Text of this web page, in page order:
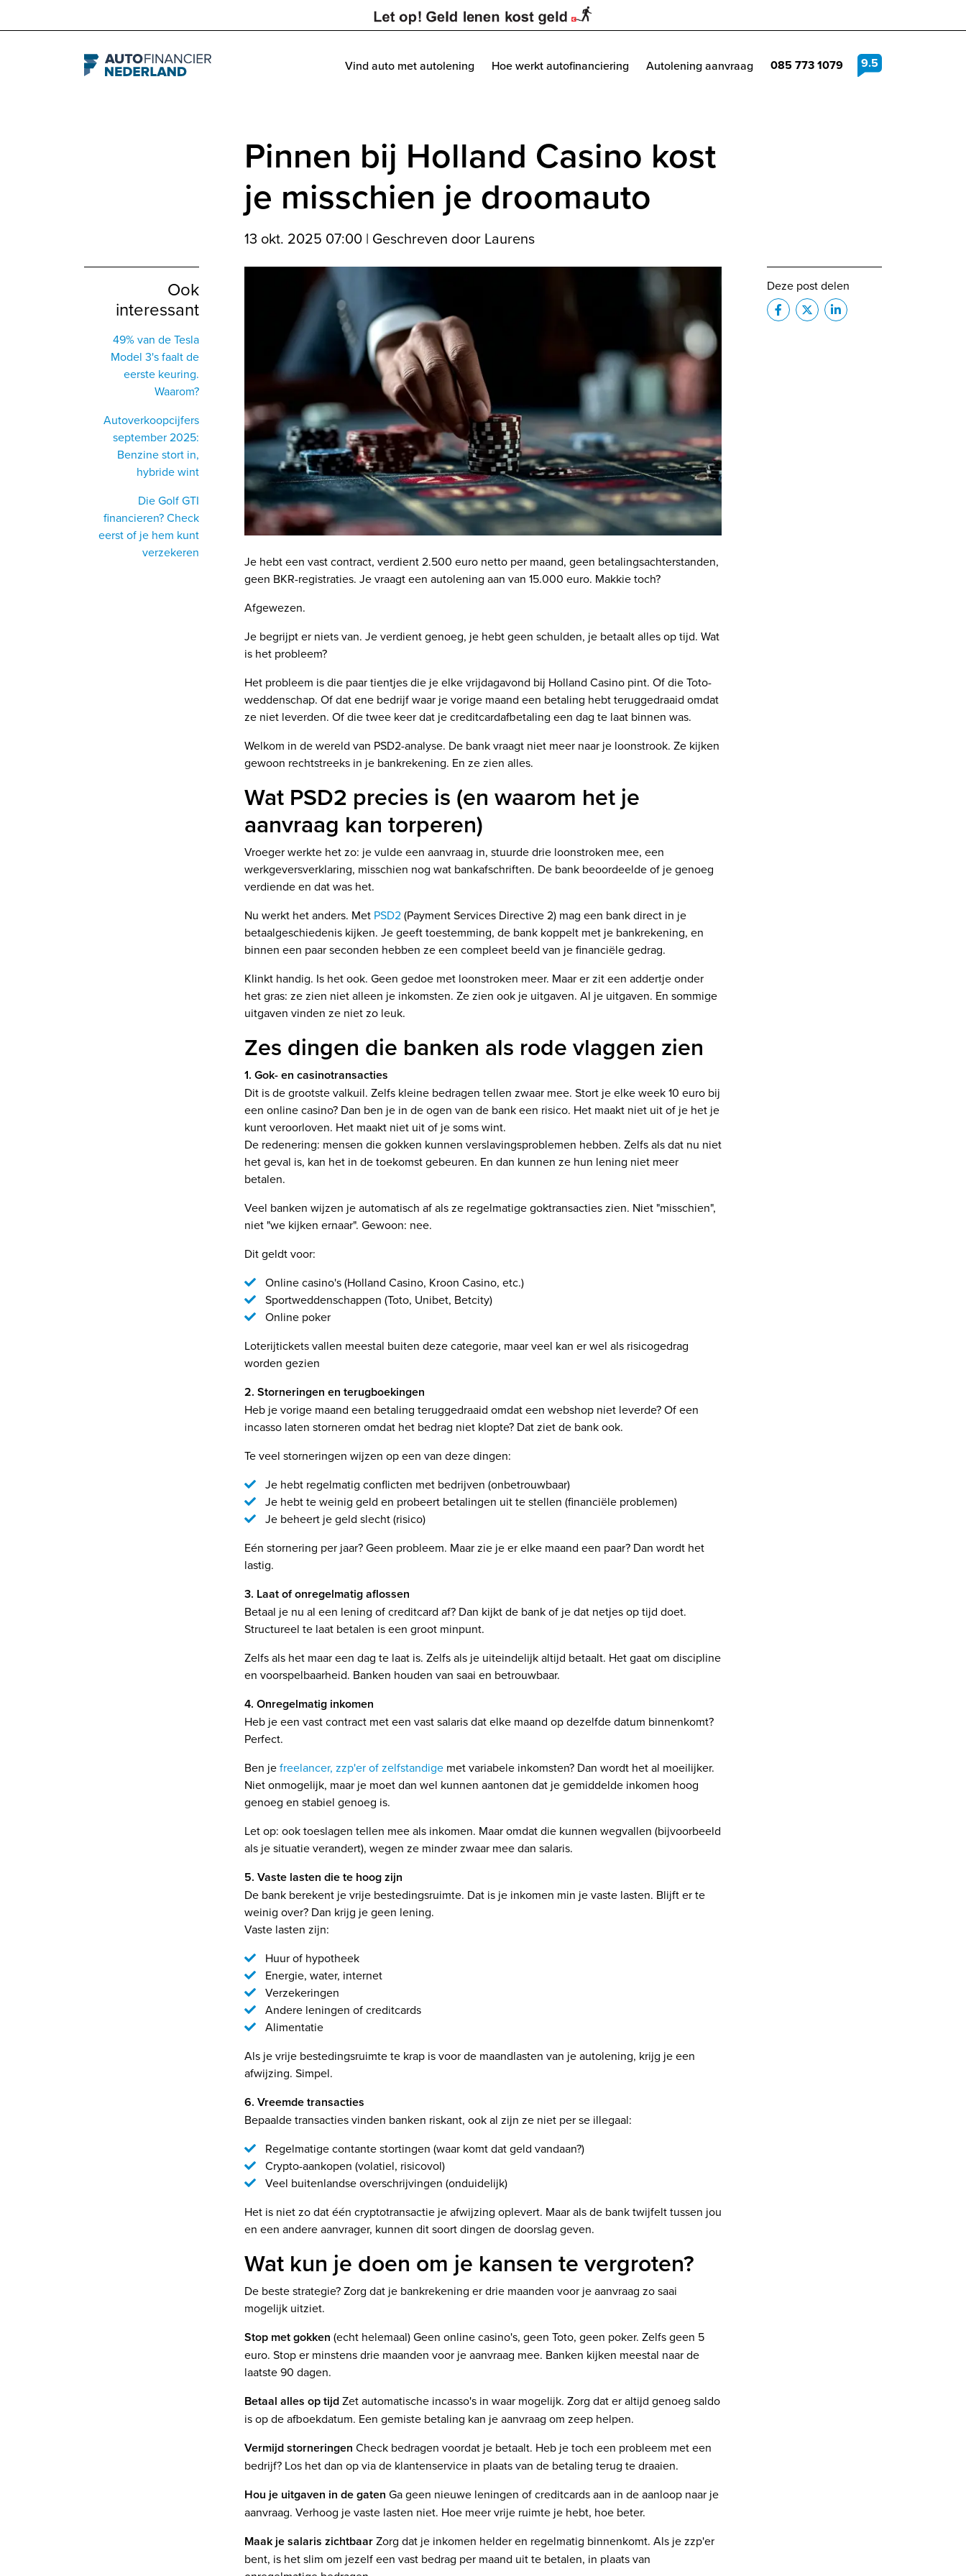
Navigation 9.5
Vind auto met autolening Hoe werkt autofinanciering Autolening aanvraag 085 773 1079
Pinnen bij Holland Casino kost
je misschien je droomauto
13 okt. 2025 07:00 | Geschreven door Laurens
Ook
interessant
49% van de Tesla
Model 3's faalt de
eerste keuring.
Waarom?
Autoverkoopcijfers
september 2025:
Benzine stort in,
hybride wint
Die Golf GTI
financieren? Check
eerst of je hem kunt
verzekeren
Deze post delen
Je hebt een vast contract, verdient 2.500 euro netto per maand, geen betalingsachterstanden,
geen BKR-registraties. Je vraagt een autolening aan van 15.000 euro. Makkie toch?
Afgewezen.
Je begrijpt er niets van. Je verdient genoeg, je hebt geen schulden, je betaalt alles op tijd. Wat
is het probleem?
Het probleem is die paar tientjes die je elke vrijdagavond bij Holland Casino pint. Of die Toto-
weddenschap. Of dat ene bedrijf waar je vorige maand een betaling hebt teruggedraaid omdat
ze niet leverden. Of die twee keer dat je creditcardafbetaling een dag te laat binnen was.
Welkom in de wereld van PSD2-analyse. De bank vraagt niet meer naar je loonstrook. Ze kijken
gewoon rechtstreeks in je bankrekening. En ze zien alles.
Wat PSD2 precies is (en waarom het je
aanvraag kan torperen)
Vroeger werkte het zo: je vulde een aanvraag in, stuurde drie loonstroken mee, een
werkgeversverklaring, misschien nog wat bankafschriften. De bank beoordeelde of je genoeg
verdiende en dat was het.
Nu werkt het anders. Met PSD2(Payment Services Directive 2) mag een bank direct in je
betaalgeschiedenis kijken. Je geeft toestemming, de bank koppelt met je bankrekening, en
binnen een paar seconden hebben ze een compleet beeld van je financiële gedrag.
Klinkt handig. Is het ook. Geen gedoe met loonstroken meer. Maar er zit een addertje onder
het gras: ze zien niet alleen je inkomsten. Ze zien ook je uitgaven. Al je uitgaven. En sommige
uitgaven vinden ze niet zo leuk.
Zes dingen die banken als rode vlaggen zien
1. Gok- en casinotransacties
Dit is de grootste valkuil. Zelfs kleine bedragen tellen zwaar mee. Stort je elke week 10 euro bij
een online casino? Dan ben je in de ogen van de bank een risico. Het maakt niet uit of je het je
kunt veroorloven. Het maakt niet uit of je soms wint.
De redenering: mensen die gokken kunnen verslavingsproblemen hebben. Zelfs als dat nu niet
het geval is, kan het in de toekomst gebeuren. En dan kunnen ze hun lening niet meer
betalen.
Veel banken wijzen je automatisch af als ze regelmatige goktransacties zien. Niet "misschien",
niet "we kijken ernaar". Gewoon: nee.
Dit geldt voor:
Online casino's (Holland Casino, Kroon Casino, etc.)
Sportweddenschappen (Toto, Unibet, Betcity)
Online poker
Loterijtickets vallen meestal buiten deze categorie, maar veel kan er wel als risicogedrag
worden gezien
2. Storneringen en terugboekingen
Heb je vorige maand een betaling teruggedraaid omdat een webshop niet leverde? Of een
incasso laten storneren omdat het bedrag niet klopte? Dat ziet de bank ook.
Te veel storneringen wijzen op een van deze dingen:
Je hebt regelmatig conflicten met bedrijven (onbetrouwbaar)
Je hebt te weinig geld en probeert betalingen uit te stellen (financiële problemen)
Je beheert je geld slecht (risico)
Eén stornering per jaar? Geen probleem. Maar zie je er elke maand een paar? Dan wordt het
lastig.
3. Laat of onregelmatig aflossen
Betaal je nu al een lening of creditcard af? Dan kijkt de bank of je dat netjes op tijd doet.
Structureel te laat betalen is een groot minpunt.
Zelfs als het maar een dag te laat is. Zelfs als je uiteindelijk altijd betaalt. Het gaat om discipline
en voorspelbaarheid. Banken houden van saai en betrouwbaar.
4. Onregelmatig inkomen
Heb je een vast contract met een vast salaris dat elke maand op dezelfde datum binnenkomt?
Perfect.
Ben jefreelancer, zzp'er of zelfstandige met variabele inkomsten? Dan wordt het al moeilijker.
Niet onmogelijk, maar je moet dan wel kunnen aantonen dat je gemiddelde inkomen hoog
genoeg en stabiel genoeg is.
Let op: ook toeslagen tellen mee als inkomen. Maar omdat die kunnen wegvallen (bijvoorbeeld
als je situatie verandert), wegen ze minder zwaar mee dan salaris.
5. Vaste lasten die te hoog zijn
De bank berekent je vrije bestedingsruimte. Dat is je inkomen min je vaste lasten. Blijft er te
weinig over? Dan krijg je geen lening.
Vaste lasten zijn:
Huur of hypotheek
Energie, water, internet
Verzekeringen
Andere leningen of creditcards
Alimentatie
Als je vrije bestedingsruimte te krap is voor de maandlasten van je autolening, krijg je een
afwijzing. Simpel.
6. Vreemde transacties
Bepaalde transacties vinden banken riskant, ook al zijn ze niet per se illegaal:
Regelmatige contante stortingen (waar komt dat geld vandaan?)
Crypto-aankopen (volatiel, risicovol)
Veel buitenlandse overschrijvingen (onduidelijk)
Het is niet zo dat één cryptotransactie je afwijzing oplevert. Maar als de bank twijfelt tussen jou
en een andere aanvrager, kunnen dit soort dingen de doorslag geven.
Wat kun je doen om je kansen te vergroten?
De beste strategie? Zorg dat je bankrekening er drie maanden voor je aanvraag zo saai
mogelijk uitziet.
Stop met gokken (echt helemaal) Geen online casino's, geen Toto, geen poker. Zelfs geen 5
euro. Stop er minstens drie maanden voor je aanvraag mee. Banken kijken meestal naar de
laatste 90 dagen.
Betaal alles op tijdZet automatische incasso's in waar mogelijk. Zorg dat er altijd genoeg saldo
is op de afboekdatum. Een gemiste betaling kan je aanvraag om zeep helpen.
Vermijd storneringen Check bedragen voordat je betaalt. Heb je toch een probleem met een
bedrijf? Los het dan op via de klantenservice in plaats van de betaling terug te draaien.
Hou je uitgaven in de gaten Ga geen nieuwe leningen of creditcards aan in de aanloop naar je
aanvraag. Verhoog je vaste lasten niet. Hoe meer vrije ruimte je hebt, hoe beter.
Maak je salaris zichtbaarZorg dat je inkomen helder en regelmatig binnenkomt. Als je zzp'er
bent, is het slim om jezelf een vast bedrag per maand uit te betalen, in plaats van